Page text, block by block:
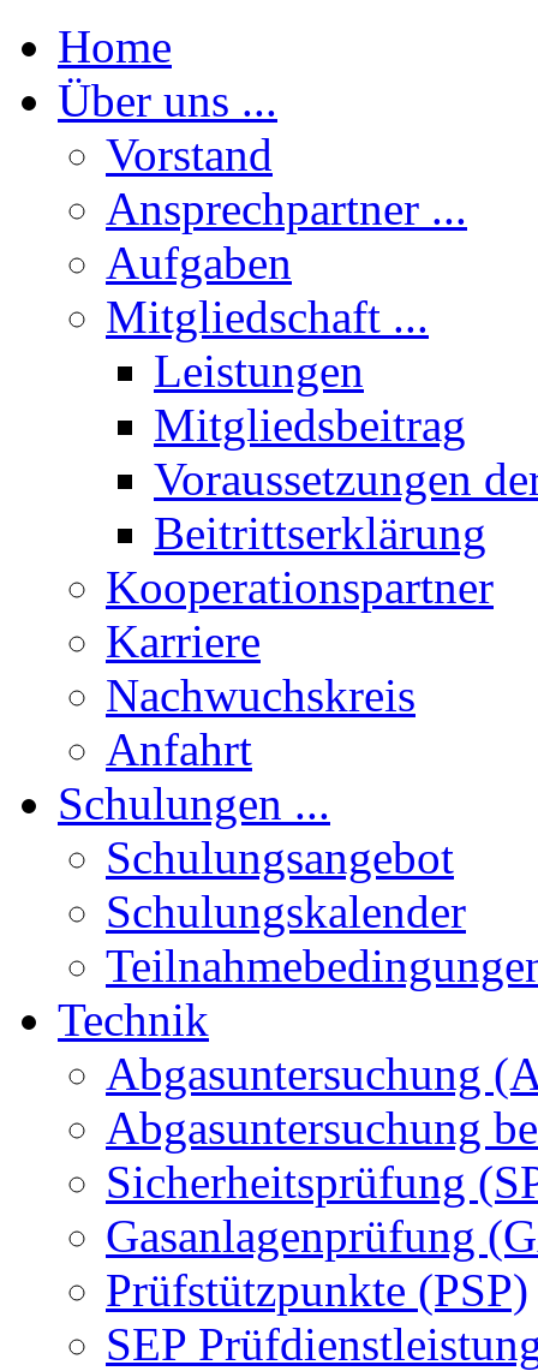
Home
Über uns ...
Vorstand
Ansprechpartner ...
Aufgaben
Mitgliedschaft ...
Leistungen
Mitgliedsbeitrag
Voraussetzungen
Beitrittserklärung
Kooperationspartner
Karriere
Nachwuchskreis
Anfahrt
Schulungen ...
Schulungsangebot
Schulungskalender
Technik
Abgasuntersuchung
Abgasuntersuchung
Sicherheitsprüfung
Gasanlagenprüfung
Prüfstützpunkte (PSP)
SEP